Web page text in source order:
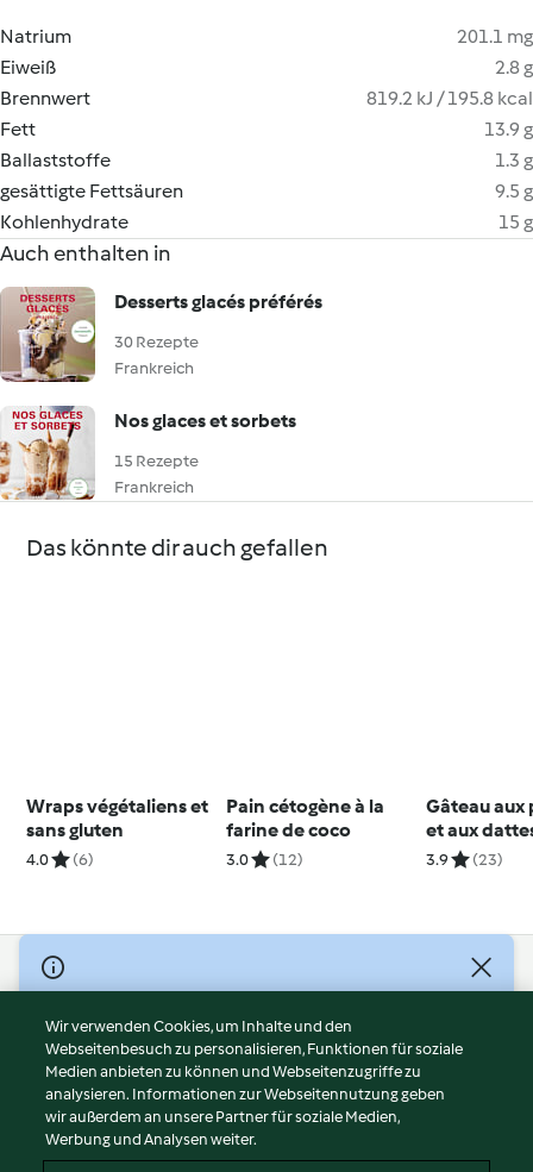
Natrium
201.1 mg
Eiweiß
2.8 g
Brennwert
819.2 kJ / 195.8 kcal
Fett
13.9 g
Ballaststoffe
1.3 g
gesättigte Fettsäuren
9.5 g
Kohlenhydrate
15 g
Auch enthalten in
Desserts glacés préférés
30 Rezepte
Frankreich
Nos glaces et sorbets
15 Rezepte
Frankreich
Das könnte dir auch gefallen
Wraps végétaliens et
sans gluten
4.0 (6)
Pain cétogène à la
farine de coco
3.0 (12)
Gâteau aux
et aux
gluten
3.9 (23)
© Copyright 2026
Nutzungsbedingungen
Datenschutzrichtlinien
Disclaimer
Impressum
Cookies
Wir verwenden Cookies, um Inhalte und den
Webseitenbesuch zu personalisieren, Funktionen für soziale
Medien anbieten zu können und Webseitenzugriffe zu
analysieren. Informationen zur Webseitennutzung geben
wir außerdem an unsere Partner für soziale Medien,
Werbung und Analysen weiter.